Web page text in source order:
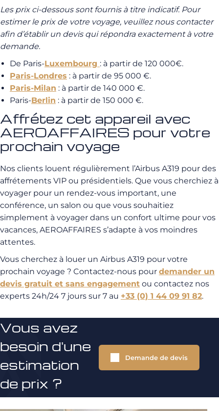
Les prix ci-dessous sont fournis à titre indicatif. Pour
estimer le prix de votre voyage, veuillez nous contacter
afin d’établir un devis qui répondra exactement à votre
demande.
De Paris-Luxembourg : à partir de 120 000€.
Paris-Londres : à partir de 95 000 €.
Paris-Milan : à partir de 140 000 €.
Paris-Berlin : à partir de 150 000 €.
Affrétez cet appareil avec
AEROAFFAIRES pour votre
prochain voyage
Nos clients louent régulièrement l’Airbus A319 pour des
affrétements VIP ou présidentiels. Que vous cherchiez à
voyager pour un rendez-vous important, une
conférence, un salon ou que vous souhaitiez
simplement à voyager dans un confort ultime pour vos
vacances, AEROAFFAIRES s’adapte à vos moindres
attentes.
Vous cherchez à louer un Airbus A319 pour votre
prochain voyage ? Contactez-nous pour demander un
devis gratuit et sans engagement ou contactez nos
experts 24h/24 7 jours sur 7 au +33 (0) 1 44 09 91 82.
Vous avez
besoin d'une
estimation
de prix ?
Demande de devis